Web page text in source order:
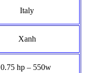
Italy
Xanh
0.75 hp – 550w